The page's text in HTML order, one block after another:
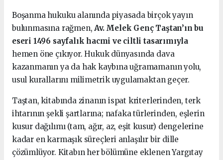
Boşanma hukuku alanında piyasada birçok yayın
bulunmasına rağmen,Av. Melek Genç Taştan’ın bu
eseri 1496 sayfalık hacmi ve ciltli tasarımıyla
hemen öne çıkıyor. Hukuk dünyasında dava
kazanmanın ya da hak kaybına uğramamanın yolu,
usul kurallarını milimetrik uygulamaktan geçer.
Taştan, kitabında zinanın ispat kriterlerinden, terk
ihtarının şekli şartlarına; nafaka türlerinden, eşlerin
kusur dağılımı (tam, ağır, az, eşit kusur) dengelerine
kadar en karmaşık süreçleri anlaşılır bir dille
çözümlüyor. Kitabın her bölümüne eklenen Yargıtay